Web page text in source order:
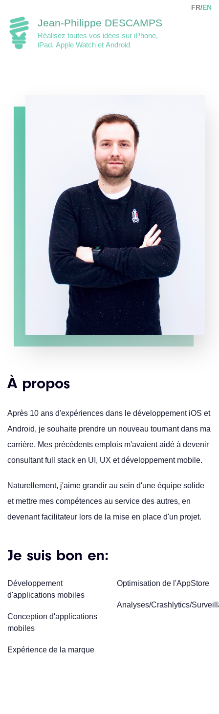
FR/EN
À propos
Après 10 ans d'expériences dans le développement iOS et
Android, je souhaite prendre un nouveau tournant dans ma
carrière. Mes précédents emplois m'avaient aidé à devenir
consultant full stack en UI, UX et développement mobile.
Naturellement, j'aime grandir au sein d'une équipe solide
et mettre mes compétences au service des autres, en
devenant facilitateur lors de la mise en place d'un projet.
Je suis bon en:
Développement
d'applications mobiles
Conception d'applications
mobiles
Expérience de la marque
Optimisation de l'AppStore
Analyses/Crashlytics/